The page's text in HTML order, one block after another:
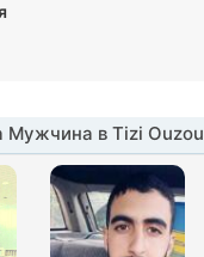
Мужчина в Tizi Ouzou